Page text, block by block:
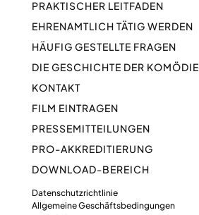
PRAKTISCHER LEITFADEN
EHRENAMTLICH TÄTIG WERDEN
HÄUFIG GESTELLTE FRAGEN
DIE GESCHICHTE DER KOMÖDIE
KONTAKT
FILM EINTRAGEN
PRESSEMITTEILUNGEN
PRO-AKKREDITIERUNG
DOWNLOAD-BEREICH
Datenschutzrichtlinie
Allgemeine Geschäftsbedingungen